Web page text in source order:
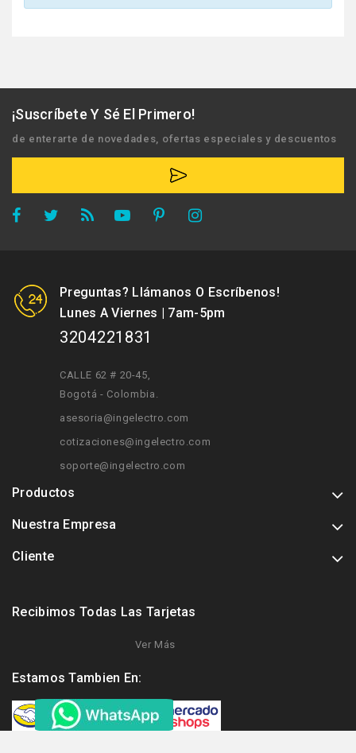
¡Suscríbete Y Sé El Primero!
de enterarte de novedades, ofertas especiales y descuentos
Preguntas? Llámanos O Escríbenos!
Lunes A Viernes | 7am-5pm
3204221831
CALLE 62 # 20-45
Bogotá - Colombia.
asesoria@ingelectro.com
cotizaciones@ingelectro.com
soporte@ingelectro.com
Productos
Nuestra Empresa
Cliente
Recibimos Todas Las Tarjetas
Ver Más
Estamos Tambien En: